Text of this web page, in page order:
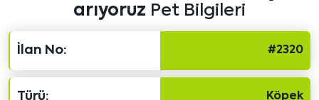
arıyoruz Pet Bilgileri
İlan No: #2320
Türü: Köpek